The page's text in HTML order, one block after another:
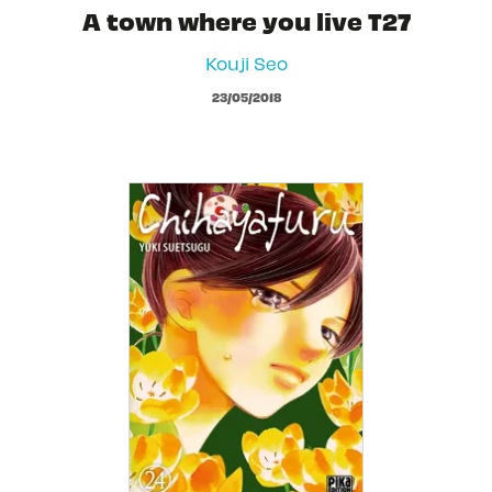
A town where you live T27
Kouji Seo
23/05/2018